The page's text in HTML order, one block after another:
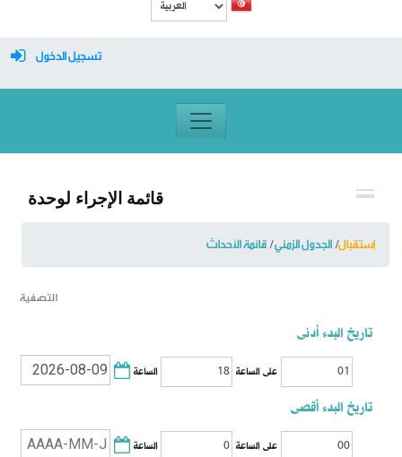
تسجيل الدخول
معرف تسجيل الدخول
نسيت كلمة المرور
قائمة الإجراء لوحدة
إستقبال الجدول الزمني قائمة الأحداث
التصفية
تاريخ البدء أدنى
على الساعة
تاريخ البدء أقصى
على الساعة